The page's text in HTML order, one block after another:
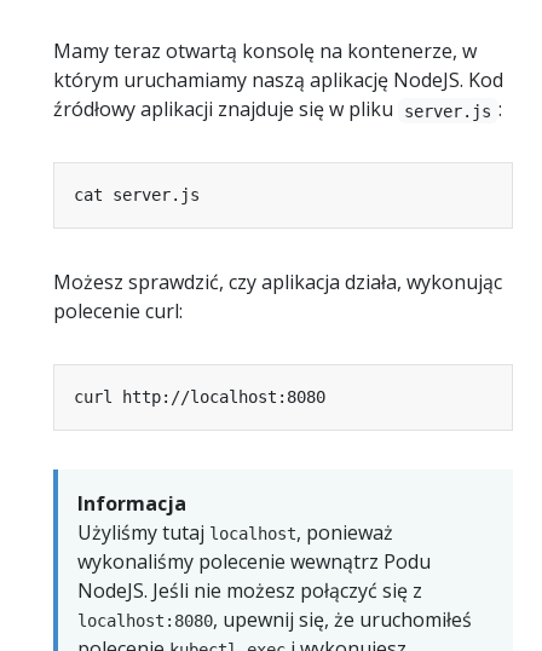
Mamy teraz otwartą konsolę na kontenerze, w
którym uruchamiamy naszą aplikację NodeJS. Kod
źródłowy aplikacji znajduje się w pliku
server.js :
Możesz sprawdzić, czy aplikacja działa, wykonując
polecenie curl:
Informacja
Użyliśmy tutaj localhost, ponieważ
wykonaliśmy polecenie wewnątrz Podu
NodeJS. Jeśli nie możesz połączyć się z
localhost:8080, upewnij się, że uruchomiłeś